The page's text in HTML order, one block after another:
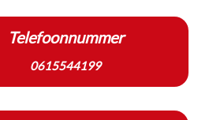
Telefoonnummer
0615544199